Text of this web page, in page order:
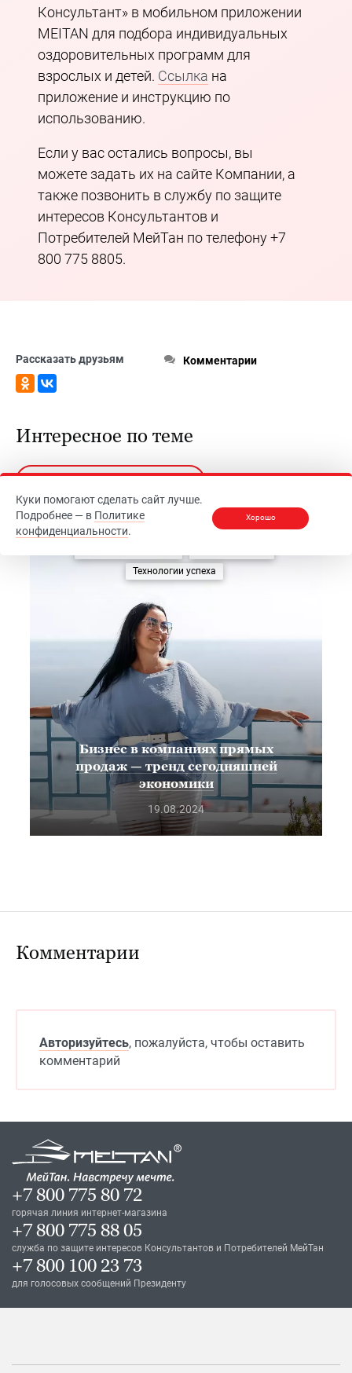
Консультант» в мобильном приложении
MEITAN для подбора индивидуальных
оздоровительных программ для
взрослых и детей. Ссылка на
приложение и инструкцию по
использованию.
Если у вас остались вопросы, вы
можете задать их на сайте Компании, а
также позвонить в службу по защите
интересов Консультантов и
Потребителей МейТан по телефону +7
800 775 8805.
Рассказать друзьям Комментарии
Интересное по теме
Подписаться на рассылку
Технологии успеха
Бизнес в компаниях прямых
продаж — тренд сегодняшней
экономики
19.08.2024
Комментарии
Авторизуйтесь, пожалуйста, чтобы оставить
комментарий
+7 800 775 80 72
горячая линия интернет-магазина
+7 800 775 88 05
служба по защите интересов Консультантов и Потребителей МейТан
+7 800 100 23 73
для голосовых сообщений Президенту
Куки помогают сделать сайт лучше.
Подробнее — в Политике
конфиденциальности.
Хорошо